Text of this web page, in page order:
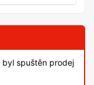
byl spuštěn prodej